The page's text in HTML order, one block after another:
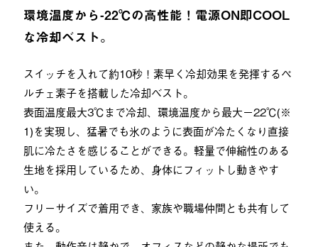
環境温度から-22℃の高性能！電源ON即COOL
な冷却ベスト。
スイッチを入れて約10秒！素早く冷却効果を発揮するペ
ルチェ素子を搭載した冷却ベスト。
表面温度最大3℃まで冷却、環境温度から最大−22℃(※
1)を実現し、猛暑でも氷のように表面が冷たくなり直接
肌に冷たさを感じることができる。軽量で伸縮性のある
生地を採用しているため、身体にフィットし動きやす
い。
フリーサイズで着用でき、家族や職場仲間とも共有して
使える。